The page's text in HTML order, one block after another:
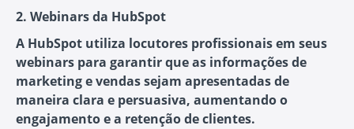
2. Webinars da HubSpot
A HubSpot utiliza locutores profissionais em seus
webinars para garantir que as informações de
marketing e vendas sejam apresentadas de
maneira clara e persuasiva, aumentando o
engajamento e a retenção de clientes.